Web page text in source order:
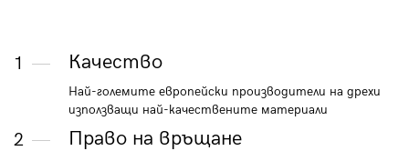
1 Качество
Най-големите европейски производители на дрехи
използващи най-качествените материали
2 Право на връщане